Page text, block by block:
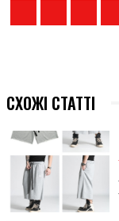
СХОЖІ СТАТТІ